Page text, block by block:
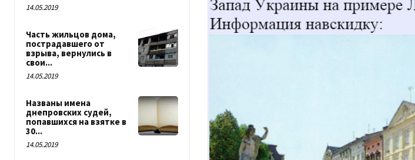
14.05.2019
Часть жильцов дома,
пострадавшего от
взрыва, вернулись в
свои...
14.05.2019
Названы имена
днепровских судей,
попавшихся на взятке в
30...
14.05.2019